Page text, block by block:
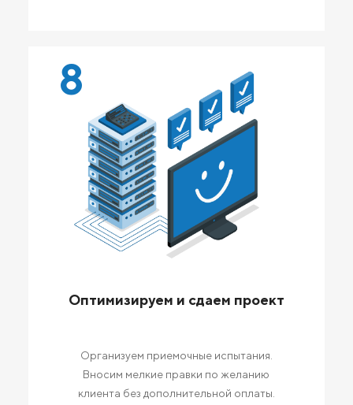
8
Оптимизируем и сдаем проект
Организуем приемочные испытания.
Вносим мелкие правки по желанию
клиента без дополнительной оплаты.